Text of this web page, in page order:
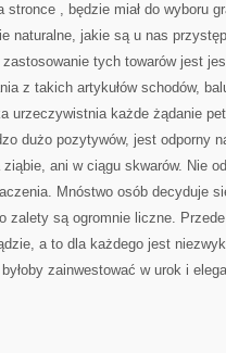
stronce , będzie miał do wyboru
naturalne, jakie są u nas
tych towarów jest
z takich artykułów schodów,
urzeczywistnia każde żądanie
dużo pozytywów, jest odporny
ani w ciągu skwarów. Nie
Mnóstwo osób decyduje
zalety są ogromnie liczne.
a to dla każdego jest
zainwestować w urok i